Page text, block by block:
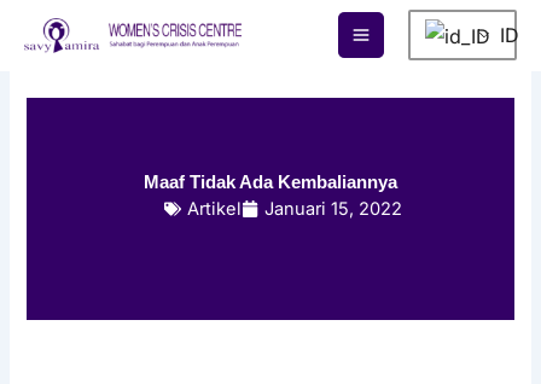
Lewati
ID
Maaf Tidak Ada Kembaliannya
Artikel Januari 15, 2022